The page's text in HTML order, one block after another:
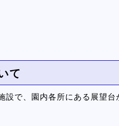
て
で、園内各所にある展望